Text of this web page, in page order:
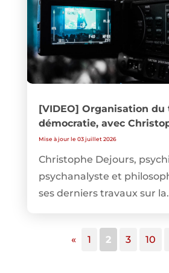
[VIDEO] Organisation
démocratie, avec
Mise à jour le 03 juillet 2026
Christophe Dejours,
psychanalyste et
ses derniers travaux sur
« 1 2 3 10